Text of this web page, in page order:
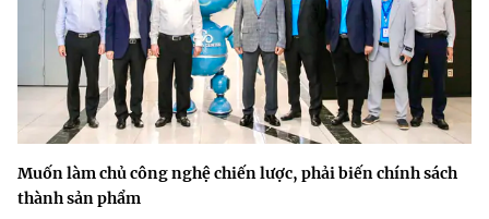
Muốn làm chủ công nghệ chiến lược, phải biến chính sách
thành sản phẩm